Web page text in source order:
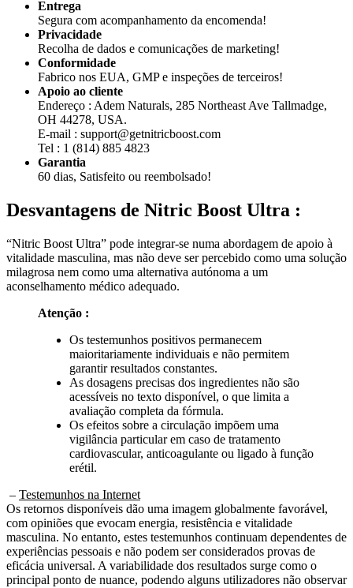
Segura com acompanhamento da encomenda!
Privacidade
Recolha de dados e comunicações de marketing!
Conformidade
Fabrico nos EUA, GMP e inspeções de terceiros!
Apoio ao cliente
Endereço : Adem Naturals, 285 Northeast Ave Tallmadge,
OH 44278, USA.
E-mail : support@getnitricboost.com
Tel : 1 (814) 885 4823
Garantia
60 dias, Satisfeito ou reembolsado!
vitalidade masculina, mas não deve ser percebido como uma solução
milagrosa nem como uma alternativa autónoma a um
aconselhamento médico adequado.
maioritariamente individuais e não permitem
garantir resultados constantes.
As dosagens precisas dos ingredientes não são
acessíveis no texto disponível, o que limita a
avaliação completa da fórmula.
Os efeitos sobre a circulação impõem uma
vigilância particular em caso de tratamento
cardiovascular, anticoagulante ou ligado à função
erétil.
Os retornos disponíveis dão uma imagem globalmente favorável,
com opiniões que evocam energia, resistência e vitalidade
masculina. No entanto, estes testemunhos continuam dependentes de
experiências pessoais e não podem ser considerados provas de
eficácia universal. A variabilidade dos resultados surge como o
principal ponto de nuance, podendo alguns utilizadores não observar
qualquer efeito notável apesar de uma toma regular.